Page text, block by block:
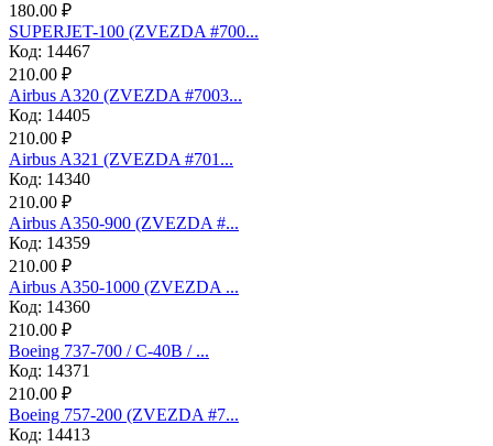
180.00 ₽
SUPERJET-100 (ZVEZDA #700...
Код: 14467
210.00 ₽
Аirbus A320 (ZVEZDA #7003...
Код: 14405
210.00 ₽
Аirbus A321 (ZVEZDA #701...
Код: 14340
210.00 ₽
Airbus A350-900 (ZVEZDA #...
Код: 14359
210.00 ₽
Airbus A350-1000 (ZVEZDA ...
Код: 14360
210.00 ₽
Boeing 737-700 / C-40B / ...
Код: 14371
210.00 ₽
Boeing 757-200 (ZVEZDA #7...
Код: 14413